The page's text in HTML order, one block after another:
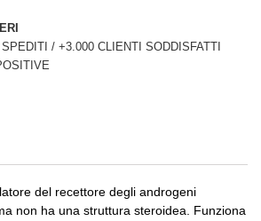
/ +3.000 CLIENTI SODDISFATTI
del recettore degli androgeni
non ha una struttura steroidea. Funziona